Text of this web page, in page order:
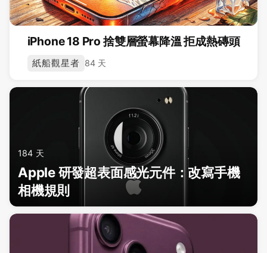
iPhone 18 Pro 捨雙層螢幕降溫 拒成熱磚頭
紙船觀星者 84 天
184 天
Apple 研發超表面感光元件：改寫手機
相機規則